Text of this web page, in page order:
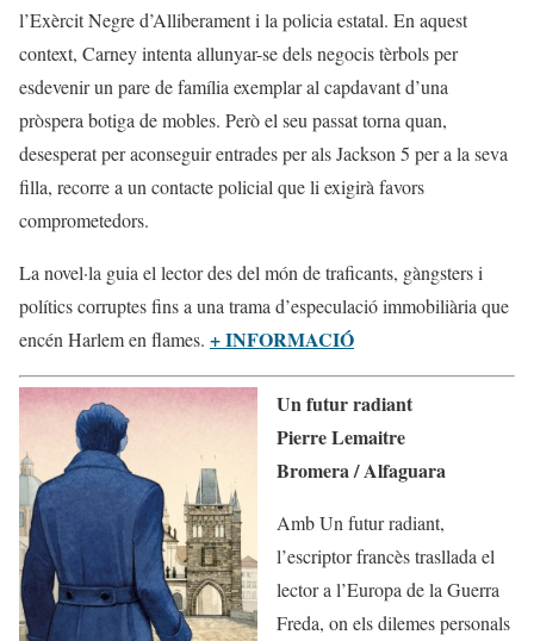
l’Exèrcit Negre d’Alliberament i la policia estatal. En aquest
context, Carney intenta allunyar-se dels negocis tèrbols per
esdevenir un pare de família exemplar al capdavant d’una
pròspera botiga de mobles. Però el seu passat torna quan,
desesperat per aconseguir entrades per als Jackson 5 per a la seva
filla, recorre a un contacte policial que li exigirà favors
comprometedors.
La novel·la guia el lector des del món de traficants, gàngsters i
polítics corruptes fins a una trama d’especulació immobiliària que
encén Harlem en flames. + INFORMACIÓ
Un futur radiant
Pierre Lemaitre
Bromera / Alfaguara
Amb Un futur radiant,
l’escriptor francès trasllada el
lector a l’Europa de la Guerra
Freda, on els dilemes personals